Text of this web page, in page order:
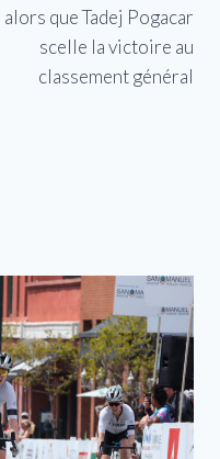
alors que Tadej Pogacar
scelle la victoire au
classement général